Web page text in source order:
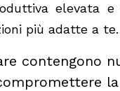
elevata
più adatte a
contengono